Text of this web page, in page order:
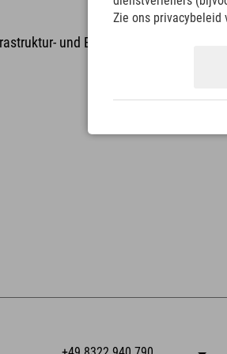
und Betriebs-GmbH
Zie ons privacybeleid